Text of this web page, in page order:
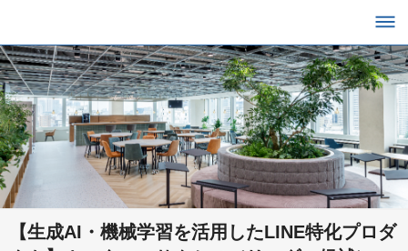
【生成AI・機械学習を活用したLINE特化プロダ